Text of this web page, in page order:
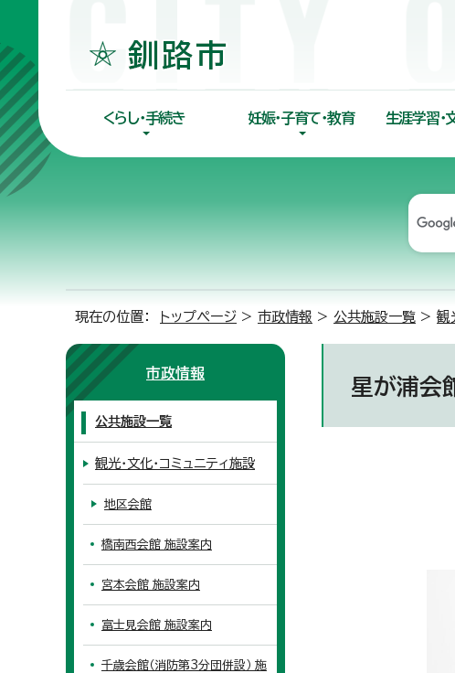
くらし・手続き 妊娠・子育て・教育 生涯学習・
現在の位置： トップページ > 市政情報 > 公共施設一覧 > 観
星が浦会
市政情報
公共施設一覧
観光・文化・コミュニティ施設
地区会館
橋南西会館 施設案内
宮本会館 施設案内
富士見会館 施設案内
千歳会館（消防第3分団併設） 施